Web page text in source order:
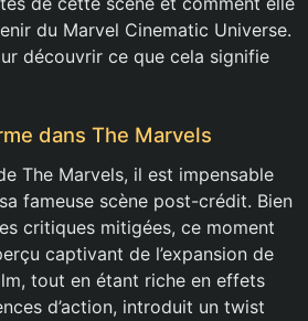
du Marvel Cinematic Universe.
découvrir ce que cela signifie
dans The Marvels
The Marvels, il est impensable
fameuse scène post-crédit. Bien
critiques mitigées, ce moment
captivant de l’expansion de
tout en étant riche en effets
d’action, introduit un twist